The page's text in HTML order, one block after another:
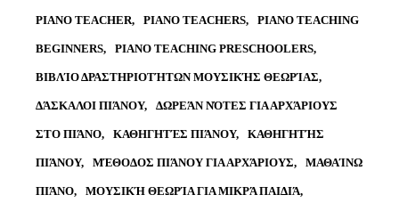
PIANO TEACHER PIANO TEACHERS PIANO TEACHING
BEGINNERS PIANO TEACHING PRESCHOOLERS
ΒΙΒΛΊΟ ΔΡΑΣΤΗΡΙΟΤΉΤΩΝ ΜΟΥΣΙΚΉΣ ΘΕΩΡΊΑΣ
ΔΆΣΚΑΛΟΙ ΠΙΆΝΟΥ ΔΩΡΕΆΝ ΝΌΤΕΣ ΓΙΑ ΑΡΧΆΡΙΟΥΣ
ΣΤΟ ΠΙΆΝΟ ΚΑΘΗΓΗΤΈΣ ΠΙΆΝΟΥ ΚΑΘΗΓΗΤΉΣ
ΠΙΆΝΟΥ ΜΈΘΟΔΟΣ ΠΙΆΝΟΥ ΓΙΑ ΑΡΧΆΡΙΟΥΣ ΜΑΘΑΊΝΩ
ΠΙΆΝΟ ΜΟΥΣΙΚΉ ΘΕΩΡΊΑ ΓΙΑ ΜΙΚΡΆ ΠΑΙΔΙΆ